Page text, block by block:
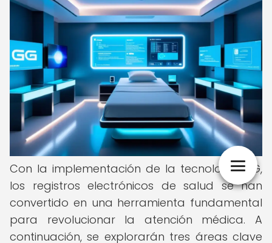
Con la implementación de la tecnología 5G,
los registros electrónicos de salud se han
convertido en una herramienta fundamental
para revolucionar la atención médica. A
continuación, se explorarán tres áreas clave